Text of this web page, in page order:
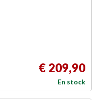
€ 209,90
En stock